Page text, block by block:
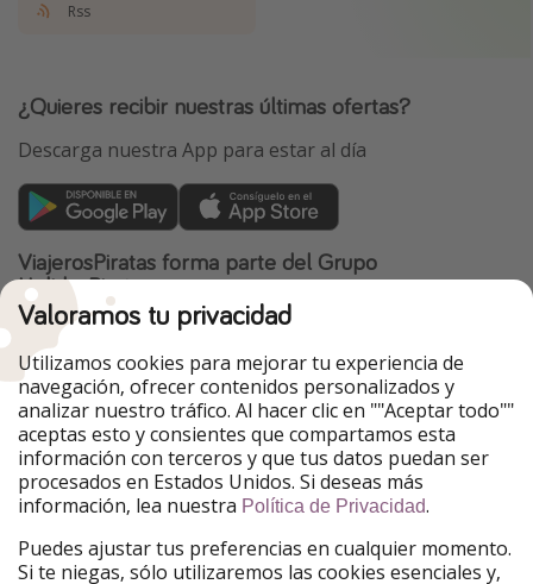
Rss
¿Quieres recibir nuestras últimas ofertas?
Descarga nuestra App para estar al día
ViajerosPiratas forma parte del Grupo
HolidayPirates
Nuestros mercados
PiratinViaggio
HolidayPirates
VakantiePiraten
WakacyjniPiraci
VoyagesPirates
Ferienpiraten
Urlaubspiraten
Urlaubspiraten
TravelPirates
Nuestro grupo
HolidayPirates Group
Valoramos tu privacidad
Utilizamos cookies para mejorar tu experiencia de
navegación, ofrecer contenidos personalizados y
analizar nuestro tráfico. Al hacer clic en ""Aceptar todo""
aceptas esto y consientes que compartamos esta
información con terceros y que tus datos puedan ser
procesados en Estados Unidos. Si deseas más
información, lea nuestra Política de Privacidad.
Puedes ajustar tus preferencias en cualquier momento.
Si te niegas, sólo utilizaremos las cookies esenciales y,